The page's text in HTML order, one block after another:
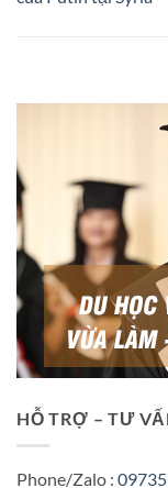
HỖ TRỢ – TƯ
Phone/Zalo :